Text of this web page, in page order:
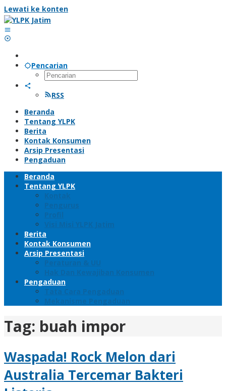
Lewati ke konten
Pencarian
RSS
Beranda
Tentang YLPK
Berita
Kontak Konsumen
Arsip Presentasi
Pengaduan
Beranda
Tentang YLPK
Kontak
Pengurus
Profil
Visi Misi YLPK Jatim
Berita
Kontak Konsumen
Arsip Presentasi
Peraturan & UU
Hak Dan Kewajiban Konsumen
Pengaduan
Tata Cara Pengaduan
Mekanisme Pengaduan
Tag: buah impor
Waspada! Rock Melon dari
Australia Tercemar Bakteri